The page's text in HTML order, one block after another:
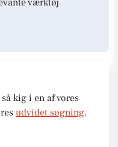
kig i en af vores
udvidet søgning.